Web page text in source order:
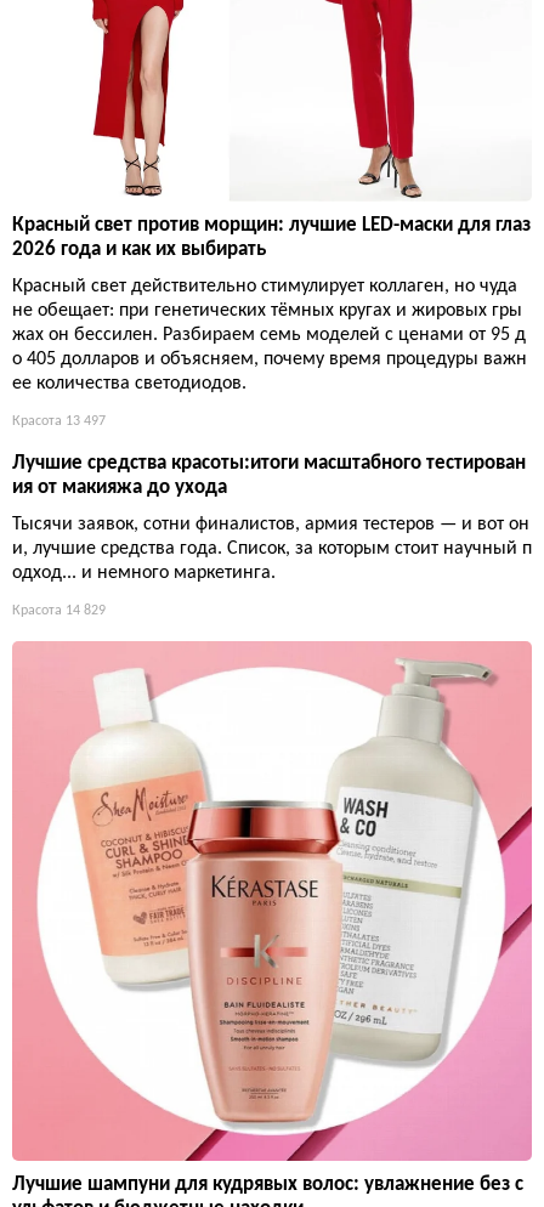
Красный свет против морщин: лучшие LED-маски для глаз
2026 года и как их выбирать
Красный свет действительно стимулирует коллаген, но чуда
не обещает: при генетических тёмных кругах и жировых гры
жах он бессилен. Разбираем семь моделей с ценами от 95 д
о 405 долларов и объясняем, почему время процедуры важн
ее количества светодиодов.
Красота 13 497
Лучшие средства красоты:итоги масштабного тестирован
ия от макияжа до ухода
Тысячи заявок, сотни финалистов, армия тестеров — и вот он
и, лучшие средства года. Список, за которым стоит научный п
одход... и немного маркетинга.
Красота 14 829
Лучшие шампуни для кудрявых волос: увлажнение без с